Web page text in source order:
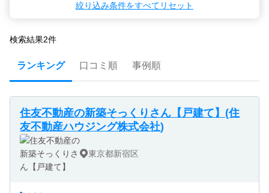
絞り込み条件をすべてリセット
検索結果2件
ランキング 口コミ順 事例順
住友不動産の新築そっくりさん【戸建て】(住
友不動産ハウジング株式会社)
東京都新宿区